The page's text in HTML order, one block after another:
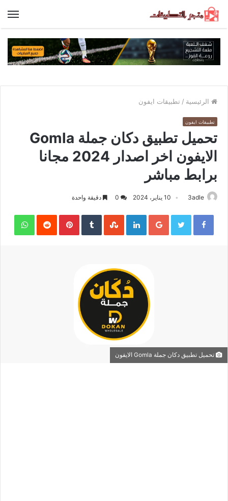
الرئيسية / تطبيقات ايفون
تطبيقات ايفون
تحميل تطبيق دكان جملة Gomla
الايفون اخر اصدار 2024 مجانا
برابط مباشر
3adle 10 يناير، 2024 دقيقة واحدة
Facebook
Twitter
Google+
LinkedIn
Pinterest
تحميل تطبيق دكان جملة Gomla الايفون